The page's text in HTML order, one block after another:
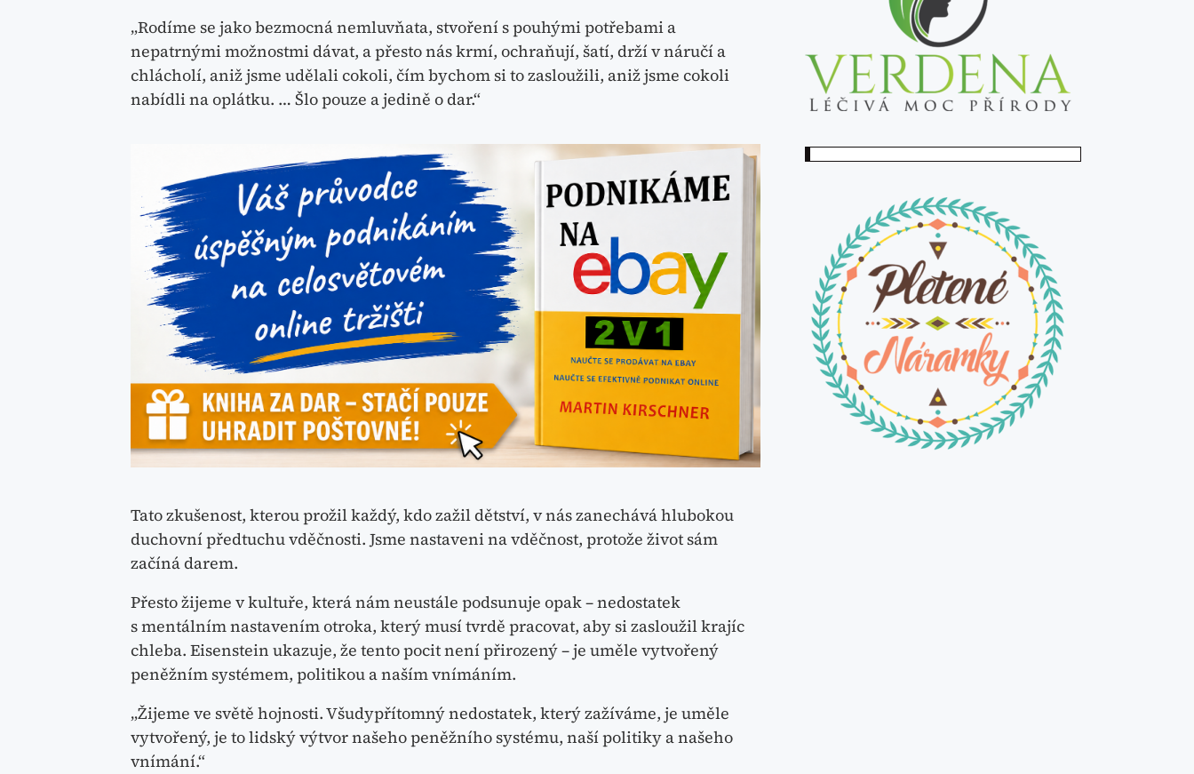
„Rodíme se jako bezmocná nemluvňata, stvoření s pouhými potřebami a
nepatrnými možnostmi dávat, a přesto nás krmí, ochraňují, šatí, drží v náručí a
chlácholí, aniž jsme udělali cokoli, čím bychom si to zasloužili, aniž jsme cokoli
nabídli na oplátku. … Šlo pouze a jedině o dar.“
Tato zkušenost, kterou prožil každý, kdo zažil dětství, v nás zanechává hlubokou
duchovní předtuchu vděčnosti. Jsme nastaveni na vděčnost, protože život sám
začíná darem.
Přesto žijeme v kultuře, která nám neustále podsunuje opak – nedostatek
s mentálním nastavením otroka, který musí tvrdě pracovat, aby si zasloužil krajíc
chleba. Eisenstein ukazuje, že tento pocit není přirozený – je uměle vytvořený
peněžním systémem, politikou a naším vnímáním.
„Žijeme ve světě hojnosti. Všudypřítomný nedostatek, který zažíváme, je uměle
vytvořený, je to lidský výtvor našeho peněžního systému, naší politiky a našeho
vnímání.“